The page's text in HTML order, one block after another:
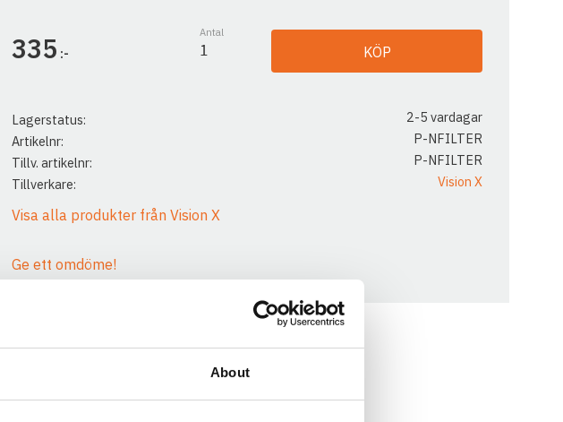
About
335 :-
Antal
KÖP
Lagerstatus
2-5 vardagar
Artikelnr
P-NFILTER
Tillv. artikelnr
P-NFILTER
Tillverkare
Vision X
Visa alla produkter från Vision X
Ge ett omdöme!